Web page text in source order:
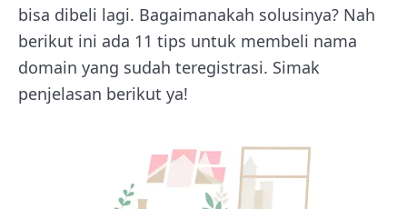
bisa dibeli lagi. Bagaimanakah solusinya? Nah
berikut ini ada 11 tips untuk membeli nama
domain yang sudah teregistrasi. Simak
penjelasan berikut ya!